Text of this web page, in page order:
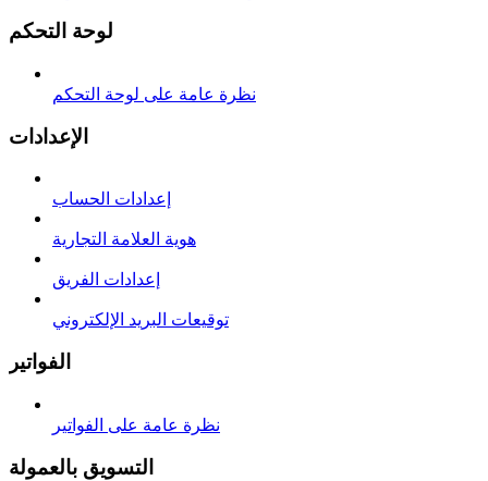
لوحة التحكم
نظرة عامة على لوحة التحكم
الإعدادات
إعدادات الحساب
هوية العلامة التجارية
إعدادات الفريق
توقيعات البريد الإلكتروني
الفواتير
نظرة عامة على الفواتير
التسويق بالعمولة